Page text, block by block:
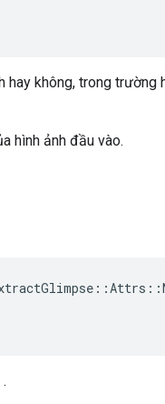
không, trong trường
hình ảnh đầu vào.
.